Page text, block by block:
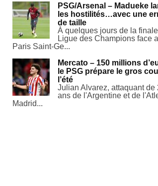
PSG/Arsenal – Madueke
les hostilités…avec une
de taille
À quelques jours de la
Ligue des Champions face
Paris Saint-Ge...
Mercato – 150 millions
le PSG prépare le gros
l’été
Julian Alvarez, attaquant de
ans de l'Argentine et de
Madrid...